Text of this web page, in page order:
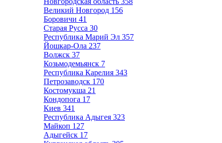
Великий Новгород 156
Боровичи 41
Старая Русса 30
Республика Марий Эл 357
Йошкар-Ола 237
Волжск 37
Козьмодемьянск 7
Республика Карелия 343
Петрозаводск 170
Костомукша 21
Кондопога 17
Киев 341
Республика Адыгея 323
Майкоп 127
Адыгейск 17